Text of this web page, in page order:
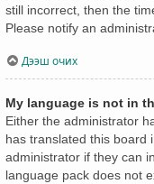
still incorrect, then the
Please notify an
Дээш очих
My language is not in
Either the administrator
has translated this board
administrator if they can
language pack does not